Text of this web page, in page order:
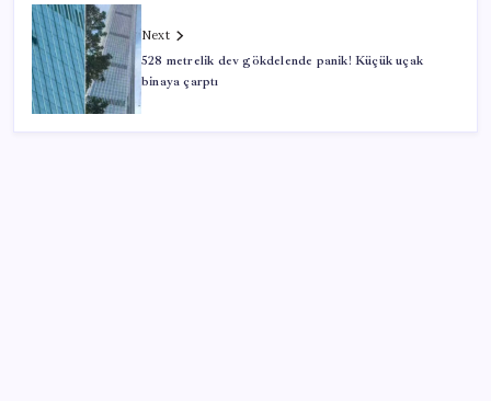
Next
528 metrelik dev gökdelende panik! Küçük uçak
binaya çarptı